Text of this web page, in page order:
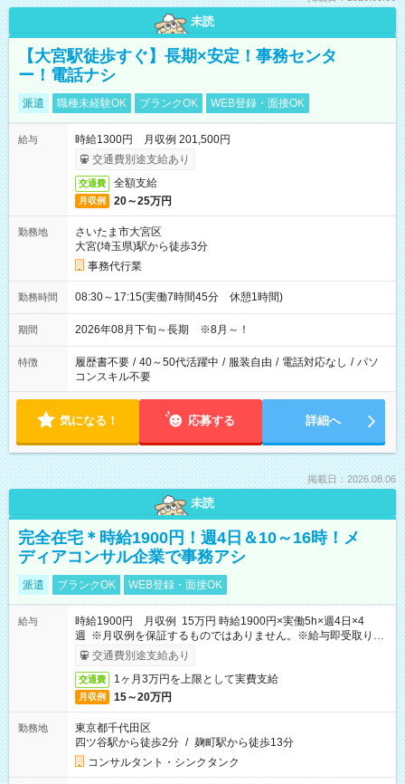
未読
【大宮駅徒歩すぐ】長期×安定！事務センタ
ー！電話ナシ
派遣 職種未経験OK ブランクOK WEB登録・面接OK
給与
時給1300円 月収例 201,500円
交通費別途支給あり
交通費 全額支給
月収例 20～25万円
勤務地
さいたま市大宮区
大宮(埼玉県)駅から徒歩3分
事務代行業
勤務時間 08:30～17:15(実働7時間45分 休憩1時間)
期間 2026年08月下旬～長期 ※8月～！
特徴 履歴書不要 / 40～50代活躍中 / 服装自由 / 電話対応なし / パソ
コンスキル不要
気になる！ 応募する 詳細へ
掲載日：2026.08.06
未読
完全在宅＊時給1900円！週4日＆10～16時！メ
ディアコンサル企業で事務アシ
派遣 ブランクOK WEB登録・面接OK
給与
時給1900円 月収例 15万円 時給1900円×実働5h×週4日×4
週 ※月収例を保証するものではありません。※給与即受取りサ
ービス利用可（利用条件有）
交通費別途支給あり
交通費 1ヶ月3万円を上限として実費支給
月収例 15～20万円
勤務地
東京都千代田区
四ツ谷駅から徒歩2分 / 麹町駅から徒歩13分
コンサルタント・シンクタンク